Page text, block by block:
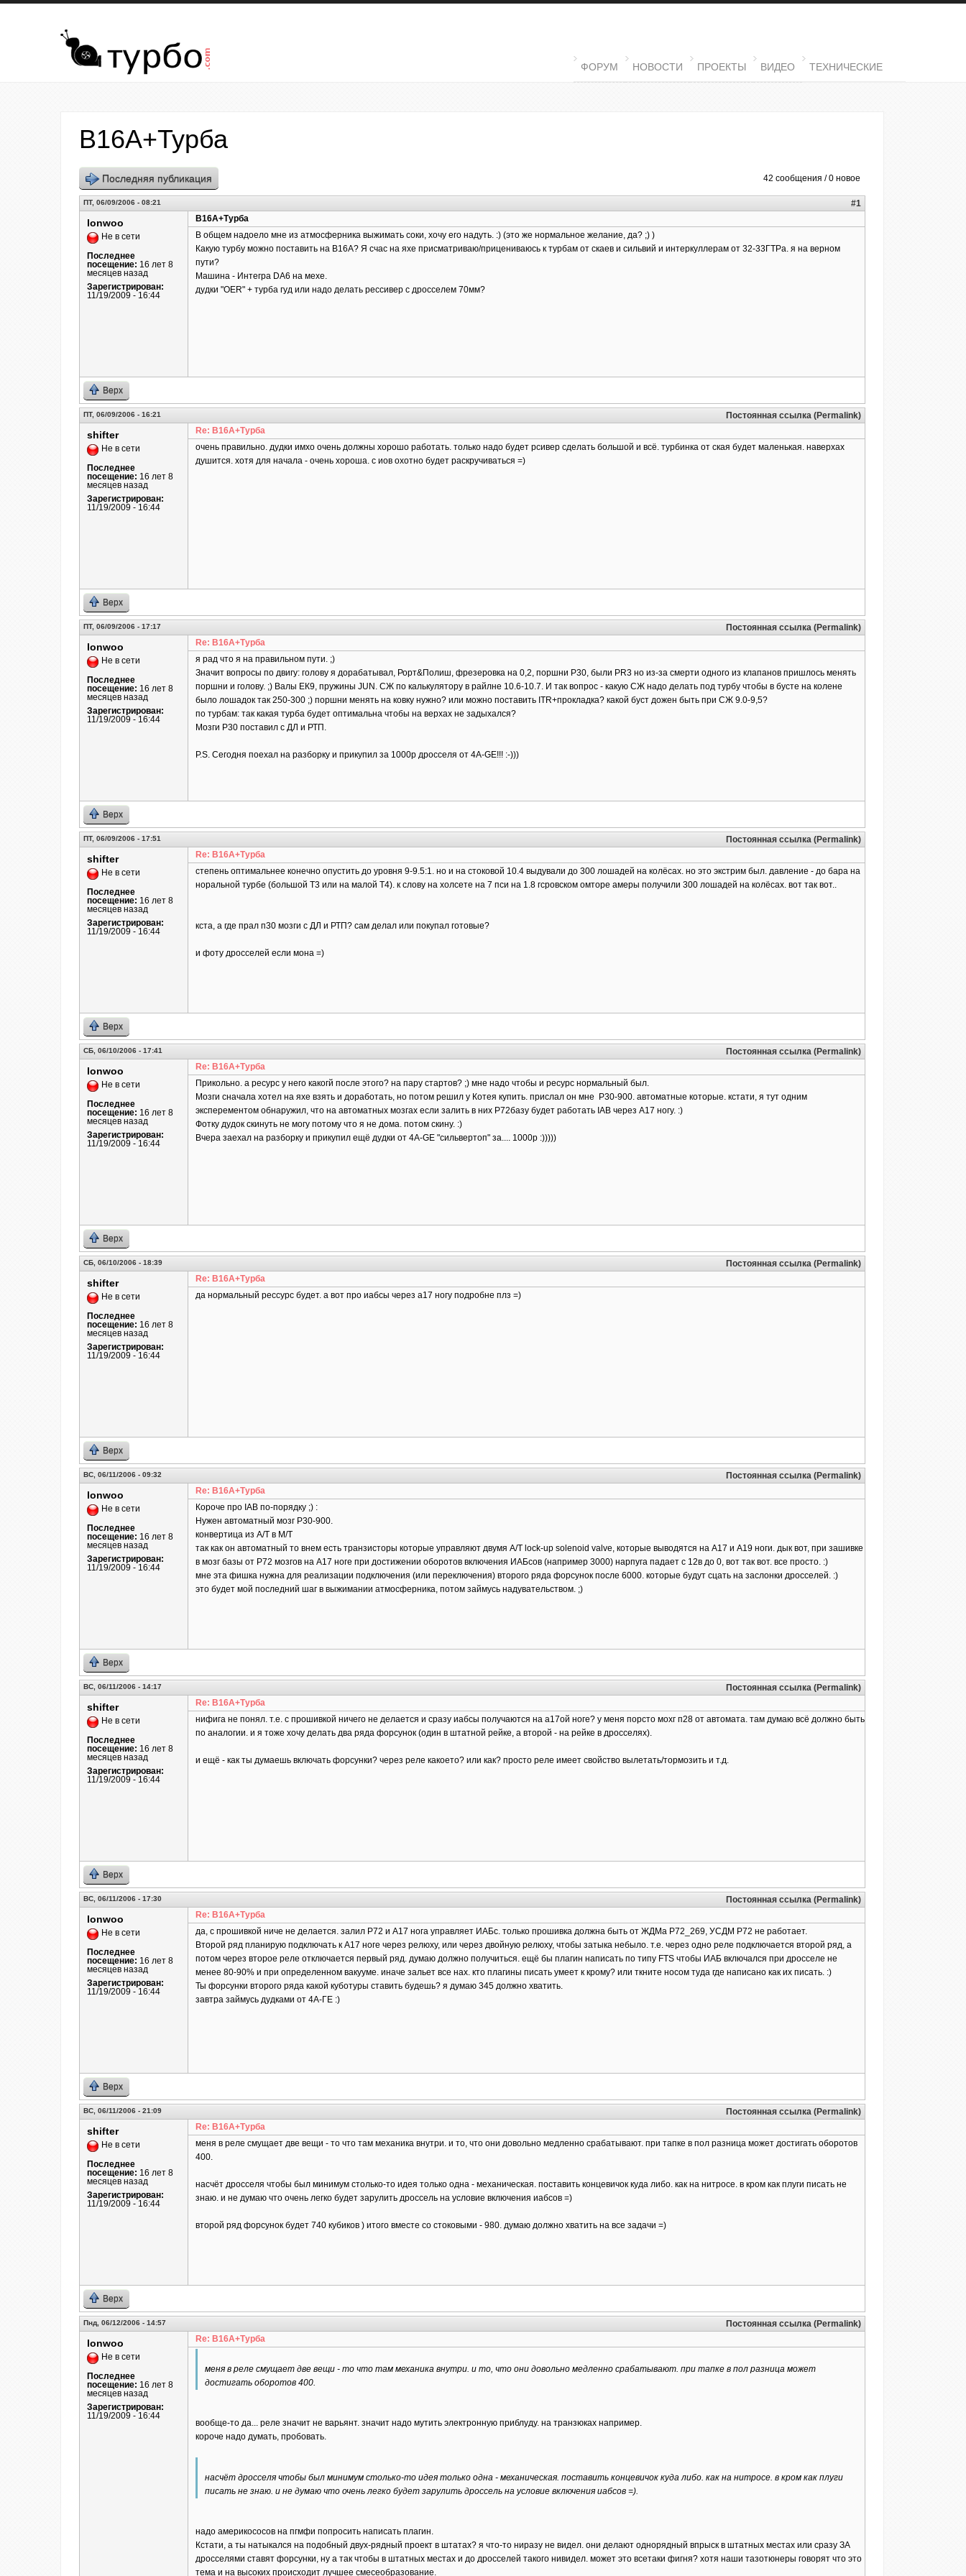
Перейти к основному содержанию
MAIN MENU
ФОРУМ НОВОСТИ ПРОЕКТЫ ВИДЕО ТЕХНИЧЕСКИЕ
B16A+Турба
42 сообщения / 0 новое
Последняя публикация
ПТ, 06/09/2006 - 08:21 #1
lonwoo
Не в сети
Последнее
посещение: 16 лет 8
месяцев назад
Зарегистрирован:
11/19/2009 - 16:44
B16A+Турба
В общем надоело мне из атмосферника выжимать соки, хочу его надуть. :) (это же нормальное желание, да? ;) )
Какую турбу можно поставить на В16А? Я счас на яхе присматриваю/прицениваюсь к турбам от скаев и сильвий и интеркуллерам от 32-33ГТРа. я на верном
пути?
Машина - Интегра DA6 на мехе.
дудки "OER" + турба гуд или надо делать рессивер с дросселем 70мм?
Верх
ПТ, 06/09/2006 - 16:21 Постоянная ссылка (Permalink)
shifter
Не в сети
Последнее
посещение: 16 лет 8
месяцев назад
Зарегистрирован:
11/19/2009 - 16:44
Re: B16A+Турба
очень правильно. дудки имхо очень должны хорошо работать. только надо будет рсивер сделать большой и всё. турбинка от ская будет маленькая. наверхах
душится. хотя для начала - очень хороша. с иов охотно будет раскручиваться =)
Верх
ПТ, 06/09/2006 - 17:17 Постоянная ссылка (Permalink)
lonwoo
Не в сети
Последнее
посещение: 16 лет 8
месяцев назад
Зарегистрирован:
11/19/2009 - 16:44
Re: B16A+Турба
я рад что я на правильном пути. ;)
Значит вопросы по двигу: голову я дорабатывал, Рорт&Полиш, фрезеровка на 0,2, поршни Р30, были PR3 но из-за смерти одного из клапанов пришлось менять
поршни и голову. ;) Валы ЕК9, пружины JUN. СЖ по калькулятору в райлне 10.6-10.7. И так вопрос - какую СЖ надо делать под турбу чтобы в бусте на колене
было лошадок так 250-300 ;) поршни менять на ковку нужно? или можно поставить ITR+прокладка? какой буст дожен быть при СЖ 9.0-9,5?
по турбам: так какая турба будет оптимальна чтобы на верхах не задыхался?
Мозги Р30 поставил с ДЛ и РТП.
P.S. Сегодня поехал на разборку и прикупил за 1000р дросселя от 4А-GE!!! :-)))
Верх
ПТ, 06/09/2006 - 17:51 Постоянная ссылка (Permalink)
shifter
Не в сети
Последнее
посещение: 16 лет 8
месяцев назад
Зарегистрирован:
11/19/2009 - 16:44
Re: B16A+Турба
степень оптимальнее конечно опустить до уровня 9-9.5:1. но и на стоковой 10.4 выдували до 300 лошадей на колёсах. но это экстрим был. давление - до бара на
норальной турбе (большой Т3 или на малой Т4). к слову на холсете на 7 пси на 1.8 гсровском омторе амеры получили 300 лошадей на колёсах. вот так вот..
кста, а где прал п30 мозги с ДЛ и РТП? сам делал или покупал готовые?
и фоту дросселей если мона =)
Верх
СБ, 06/10/2006 - 17:41 Постоянная ссылка (Permalink)
lonwoo
Не в сети
Последнее
посещение: 16 лет 8
месяцев назад
Зарегистрирован:
11/19/2009 - 16:44
Re: B16A+Турба
Прикольно. а ресурс у него какогй после этого? на пару стартов? ;) мне надо чтобы и ресурс нормальный был.
Мозги сначала хотел на яхе взять и доработать, но потом решил у Котея купить. прислал он мне Р30-900. автоматные которые. кстати, я тут одним
эксперементом обнаружил, что на автоматных мозгах если залить в них Р72базу будет работать IAB через А17 ногу. :)
Фотку дудок скинуть не могу потому что я не дома. потом скину. :)
Вчера заехал на разборку и прикупил ещё дудки от 4А-GE "сильвертоп" за.... 1000р :)))))
Верх
СБ, 06/10/2006 - 18:39 Постоянная ссылка (Permalink)
shifter
Не в сети
Последнее
посещение: 16 лет 8
месяцев назад
Зарегистрирован:
11/19/2009 - 16:44
Re: B16A+Турба
да нормальный рессурс будет. а вот про иабсы через а17 ногу подробне плз =)
Верх
ВС, 06/11/2006 - 09:32 Постоянная ссылка (Permalink)
lonwoo
Не в сети
Последнее
посещение: 16 лет 8
месяцев назад
Зарегистрирован:
11/19/2009 - 16:44
Re: B16A+Турба
Короче про IAB по-порядку ;) :
Нужен автоматный мозг Р30-900.
конвертица из А/Т в М/Т
так как он автоматный то внем есть транзисторы которые управляют двумя A/T lock-up solenoid valve, которые выводятся на А17 и А19 ноги. дык вот, при зашивке
в мозг базы от Р72 мозгов на А17 ноге при достижении оборотов включения ИАБсов (например 3000) нарпуга падает с 12в до 0, вот так вот. все просто. :)
мне эта фишка нужна для реализации подключения (или переключения) второго ряда форсунок после 6000. которые будут сцать на заслонки дросселей. :)
это будет мой последний шаг в выжимании атмосферника, потом займусь надувательством. ;)
Верх
ВС, 06/11/2006 - 14:17 Постоянная ссылка (Permalink)
shifter
Не в сети
Последнее
посещение: 16 лет 8
месяцев назад
Зарегистрирован:
11/19/2009 - 16:44
Re: B16A+Турба
нифига не понял. т.е. с прошивкой ничего не делается и сразу иабсы получаются на а17ой ноге? у меня порсто мохг п28 от автомата. там думаю всё должно быть
по аналогии. и я тоже хочу делать два ряда форсунок (один в штатной рейке, а второй - на рейке в дросселях).
и ещё - как ты думаешь включать форсунки? через реле какоето? или как? просто реле имеет свойство вылетать/тормозить и т.д.
Верх
ВС, 06/11/2006 - 17:30 Постоянная ссылка (Permalink)
lonwoo
Не в сети
Последнее
посещение: 16 лет 8
месяцев назад
Зарегистрирован:
11/19/2009 - 16:44
Re: B16A+Турба
да, с прошивкой ниче не делается. залил Р72 и А17 нога управляет ИАБс. только прошивка должна быть от ЖДМа Р72_269, УСДМ Р72 не работает.
Второй ряд планирую подключать к А17 ноге через релюху, или через двойную релюху, чтобы затыка небыло. т.е. через одно реле подключается второй ряд, а
потом через второе реле отключается первый ряд. думаю должно получиться. ещё бы плагин написать по типу FTS чтобы ИАБ включался при дросселе не
менее 80-90% и при определенном вакууме. иначе зальет все нах. кто плагины писать умеет к крому? или ткните носом туда где написано как их писать. :)
Ты форсунки второго ряда какой куботуры ставить будешь? я думаю 345 должно хватить.
завтра займусь дудками от 4А-ГЕ :)
Верх
ВС, 06/11/2006 - 21:09 Постоянная ссылка (Permalink)
shifter
Не в сети
Последнее
посещение: 16 лет 8
месяцев назад
Зарегистрирован:
11/19/2009 - 16:44
Re: B16A+Турба
меня в реле смущает две вещи - то что там механика внутри. и то, что они довольно медленно срабатывают. при тапке в пол разница может достигать оборотов
400.
насчёт дросселя чтобы был минимум столько-то идея только одна - механическая. поставить концевичок куда либо. как на нитросе. в кром как плуги писать не
знаю. и не думаю что очень легко будет зарулить дроссель на условие включения иабсов =)
второй ряд форсунок будет 740 кубиков ) итого вместе со стоковыми - 980. думаю должно хватить на все задачи =)
Верх
Пнд, 06/12/2006 - 14:57 Постоянная ссылка (Permalink)
lonwoo
Не в сети
Последнее
посещение: 16 лет 8
месяцев назад
Зарегистрирован:
11/19/2009 - 16:44
Re: B16A+Турба
меня в реле смущает две вещи - то что там механика внутри. и то, что они довольно медленно срабатывают. при тапке в пол разница может
достигать оборотов 400.
вообще-то да... реле значит не варьянт. значит надо мутить электронную приблуду. на транзюках например.
короче надо думать, пробовать.
насчёт дросселя чтобы был минимум столько-то идея только одна - механическая. поставить концевичок куда либо. как на нитросе. в кром как плуги
писать не знаю. и не думаю что очень легко будет зарулить дроссель на условие включения иабсов =).
надо америкососов на пгмфи попросить написать плагин.
Кстати, а ты натыкался на подобный двух-рядный проект в штатах? я что-то ниразу не видел. они делают однорядный впрыск в штатных местах или сразу ЗА
дросселями ставят форсунки, ну а так чтобы в штатных местах и до дросселей такого нивидел. может это всетаки фигня? хотя наши тазотюнеры говорят что это
тема и на высоких происходит лучшее смесеобразование.